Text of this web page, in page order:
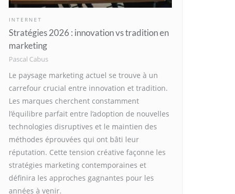
INTERNET
Stratégies 2026 : innovation vs tradition en
marketing
Pascal Cabus
Le paysage marketing actuel se trouve à un
carrefour crucial entre innovation et tradition.
Les marques cherchent constamment
l’équilibre parfait entre l’adoption de nouvelles
technologies disruptives et le maintien des
méthodes éprouvées qui ont bâti leur
réputation. Cette tension créative façonne les
stratégies marketing contemporaines et
définira les approches gagnantes pour les
années à venir.